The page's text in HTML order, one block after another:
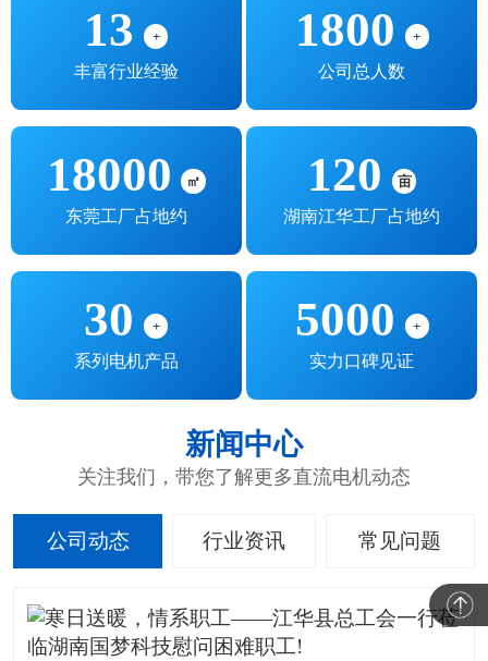
13 +
丰富行业经验
1800 +
公司总人数
18000 ㎡
东莞工厂占地约
120 亩
湖南江华工厂占地约
30 +
系列电机产品
5000 +
实力口碑见证
新闻中心
关注我们，带您了解更多直流电机动态
公司动态 行业资讯 常见问题